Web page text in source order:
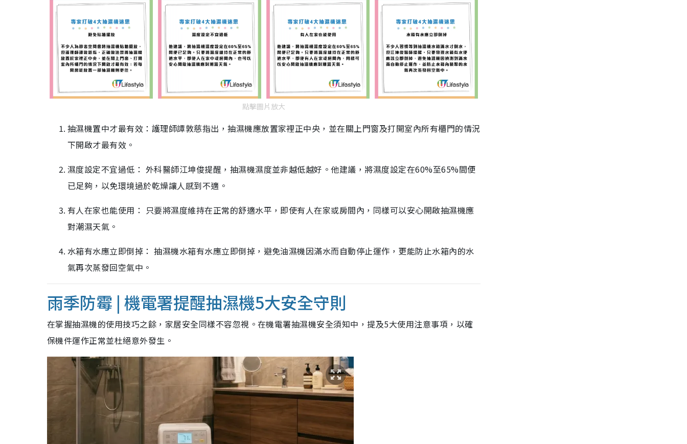
點擊圖片放大
抽濕機置中才最有效：護理師譚敦慈指出，抽濕機應放置家裡正中央，並在關上門窗及打開室內所有櫃門的情況
下開啟才最有效。
濕度設定不宜過低： 外科醫師江坤俊提醒，抽濕機濕度並非越低越好。他建議，將濕度設定在60%至65%間便
已足夠，以免環境過於乾燥讓人感到不適。
有人在家也能使用： 只要將濕度維持在正常的舒適水平，即使有人在家或房間內，同樣可以安心開啟抽濕機應
對潮濕天氣。
水箱有水應立即倒掉： 抽濕機水箱有水應立即倒掉，避免油濕機因滿水而自動停止運作，更能防止水箱內的水
氣再次蒸發回空氣中。
雨季防霉 | 機電署提醒抽濕機5大安全守則
在掌握抽濕機的使用技巧之餘，家居安全同樣不容忽視。在機電署抽濕機安全須知中，提及5大使用注意事項，以確
保機件運作正常並杜絕意外發生。